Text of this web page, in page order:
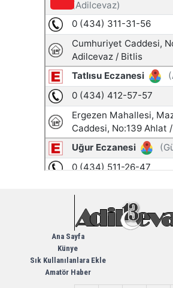
Ana Sayfa
Künye
Sık Kullanılanlara Ekle
Amatör Haber